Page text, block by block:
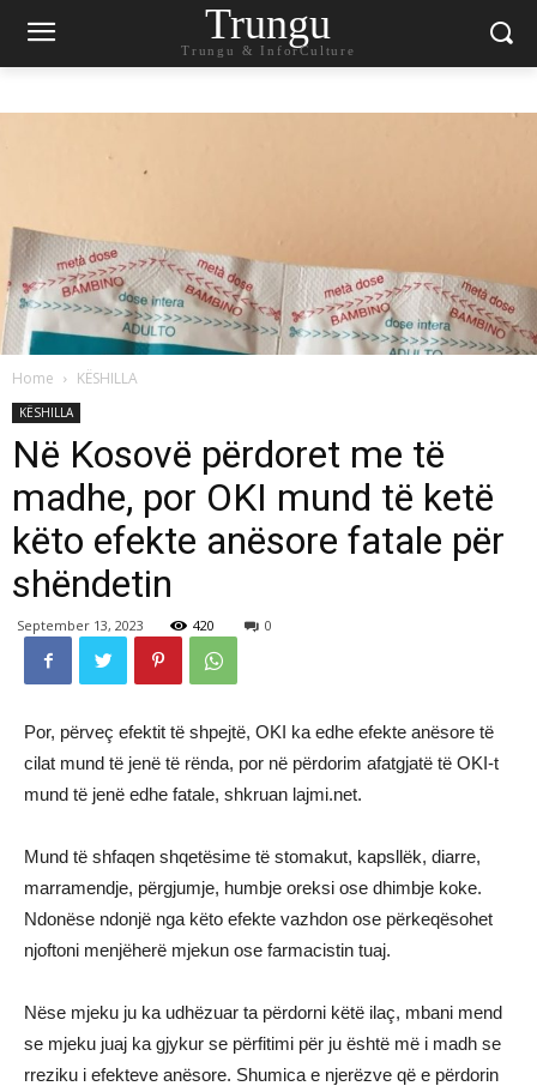
Trungu
Trungu & InforCulture
Home KËSHILLA
KËSHILLA
Në Kosovë përdoret me të
madhe, por OKI mund të ketë
këto efekte anësore fatale për
shëndetin
September 13, 2023 420 0
Por, përveç efektit të shpejtë, OKI ka edhe efekte anësore të
cilat mund të jenë të rënda, por në përdorim afatgjatë të OKI-t
mund të jenë edhe fatale, shkruan lajmi.net.
Mund të shfaqen shqetësime të stomakut, kapsllëk, diarre,
marramendje, përgjumje, humbje oreksi ose dhimbje koke.
Ndonëse ndonjë nga këto efekte vazhdon ose përkeqësohet
njoftoni menjëherë mjekun ose farmacistin tuaj.
Nëse mjeku ju ka udhëzuar ta përdorni këtë ilaç, mbani mend
se mjeku juaj ka gjykur se përfitimi për ju është më i madh se
rreziku i efekteve anësore. Shumica e njerëzve që e përdorin